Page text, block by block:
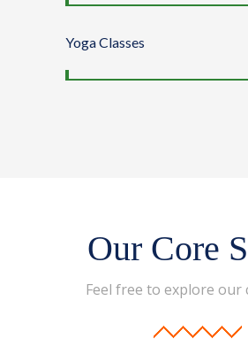
Yoga Classes
Our Core
Feel free to explore our